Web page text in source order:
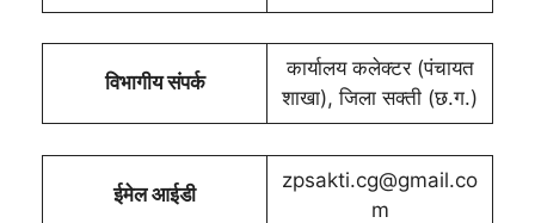
विभागीय संपर्क
कार्यालय कलेक्टर (पंचायत
शाखा), जिला सक्ती (छ.ग.)
ईमेल आईडी
zpsakti.cg@gmail.co
m